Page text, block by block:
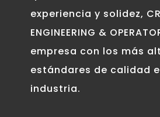
experiencia y solidez,
ENGINEERING &
empresa con los más
estándares de calidad
industria.